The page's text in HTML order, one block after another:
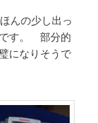
んの少し出っ
です。 部分的
になりそうで